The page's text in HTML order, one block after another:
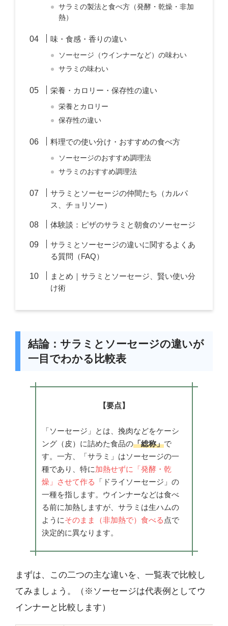
サラミの製法と食べ方（発酵・乾燥・非加
熱）
味・食感・香りの違い
ソーセージ（ウインナーなど）の味わい
サラミの味わい
栄養・カロリー・保存性の違い
栄養とカロリー
保存性の違い
料理での使い分け・おすすめの食べ方
ソーセージのおすすめ調理法
サラミのおすすめ調理法
サラミとソーセージの仲間たち（カルパ
ス、チョリソー）
体験談：ピザのサラミと朝食のソーセージ
サラミとソーセージの違いに関するよくあ
る質問（FAQ）
まとめ｜サラミとソーセージ、賢い使い分
け術
結論：サラミとソーセージの違いが
一目でわかる比較表
【要点】
「ソーセージ」とは、挽肉などをケーシ
ング（皮）に詰めた食品の「総称」で
す。一方、「サラミ」はソーセージの一
種であり、特に加熱せずに「発酵・乾
燥」させて作る
「ドライソーセージ」の
一種を指します。ウインナーなどは食べ
る前に加熱しますが、サラミは生ハムの
ようにそのまま（非加熱で）食べる 点で
決定的に異なります。
まずは、この二つの主な違いを、一覧表で比較し
てみましょう。（※ソーセージは代表例としてウ
インナーと比較します）